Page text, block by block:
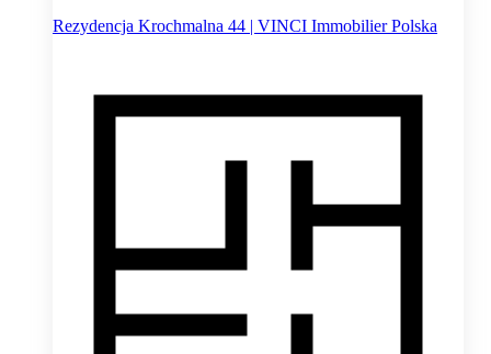
Rezydencja Krochmalna 44 | VINCI Immobilier Polska